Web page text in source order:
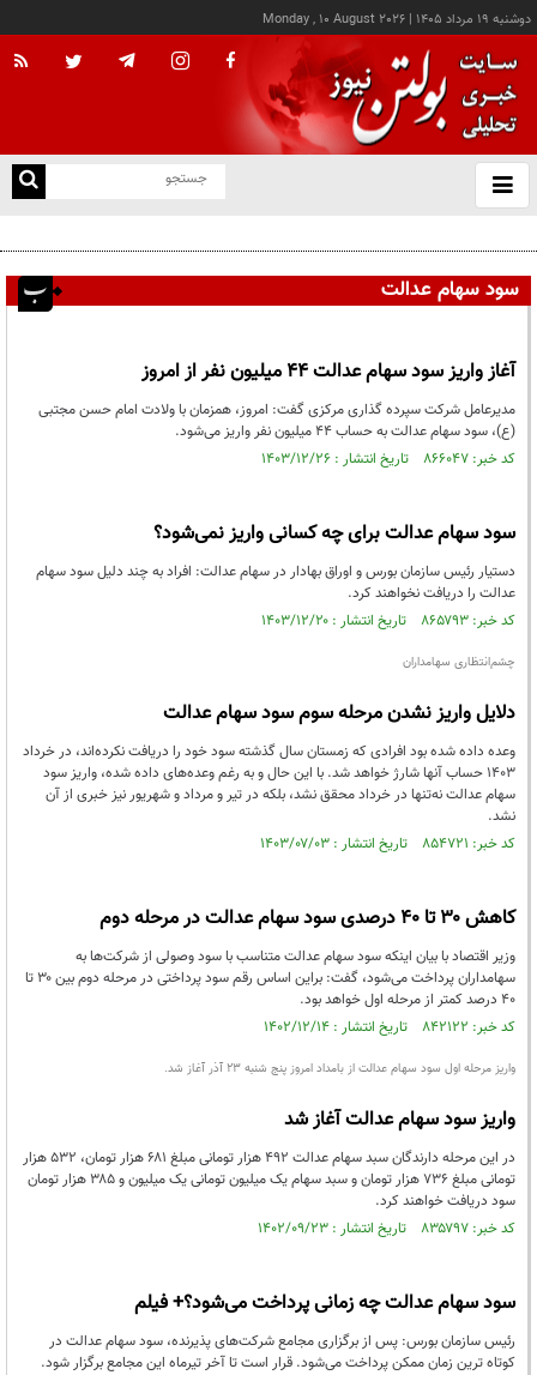
دوشنبه ۱۹ مرداد ۱۴۰۵ |
Monday , 10 August 2026
باز
و
سود سهام عدالت
آغاز واریز سود سهام عدالت ۴۴ میلیون نفر از امروز
مدیرعامل شرکت سپرده گذاری مرکزی گفت: امروز، همزمان با ولادت امام حسن مجتبی
(ع)، سود سهام عدالت به حساب ۴۴ میلیون نفر واریز می‌شود.
کد خبر: ۸۶۶۰۴۷ تاریخ انتشار : ۱۴۰۳/۱۲/۲۶
سود سهام عدالت برای چه کسانی واریز نمی‌شود؟
دستیار رئیس سازمان بورس و اوراق بهادار در سهام عدالت: افراد به چند دلیل سود سهام
عدالت را دریافت نخواهند کرد.
کد خبر: ۸۶۵۷۹۳ تاریخ انتشار : ۱۴۰۳/۱۲/۲۰
چشم‌انتظاری سهامداران
دلایل واریز نشدن مرحله سوم سود سهام عدالت
وعده داده شده بود افرادی که زمستان سال گذشته سود خود را دریافت نکرده‌اند، در خرداد
۱۴۰۳ حساب آنها شارژ خواهد شد. با این حال و به ‌رغم وعده‌های داده شده، واریز سود
سهام عدالت نه‌تنها در خرداد محقق نشد، بلکه در تیر و مرداد و شهریور نیز خبری از آن
نشد.
کد خبر: ۸۵۴۷۲۱ تاریخ انتشار : ۱۴۰۳/۰۷/۰۳
کاهش ۳۰ تا ۴۰ درصدی سود سهام عدالت در مرحله دوم
وزیر اقتصاد با بیان اینکه سود سهام عدالت متناسب با سود وصولی از شرکت‌ها به
سهامداران پرداخت می‌شود، گفت: براین اساس رقم سود پرداختی در مرحله دوم بین ۳۰ تا
۴۰ درصد کمتر از مرحله اول خواهد بود.
کد خبر: ۸۴۲۱۲۲ تاریخ انتشار : ۱۴۰۲/۱۲/۱۴
واریز مرحله اول سود سهام عدالت از بامداد امروز پنج شنبه ۲۳ آذر آغاز شد.
واریز سود سهام عدالت آغاز شد
در این مرحله دارندگان سبد سهام عدالت ۴۹۲ هزار تومانی مبلغ ۶۸۱ هزار تومان، ۵۳۲ هزار
تومانی مبلغ ۷۳۶ هزار تومان و سبد سهام یک میلیون تومانی یک میلیون و ۳۸۵ هزار تومان
سود دریافت خواهند کرد.
کد خبر: ۸۳۵۷۹۷ تاریخ انتشار : ۱۴۰۲/۰۹/۲۳
سود سهام عدالت چه زمانی پرداخت می‌شود؟+ فیلم
رئیس سازمان بورس: پس از برگزاری مجامع شرکت‌های پذیرنده، سود سهام عدالت در
کوتاه ترین زمان ممکن پرداخت می‌شود. قرار است تا آخر تیرماه این مجامع برگزار شود.